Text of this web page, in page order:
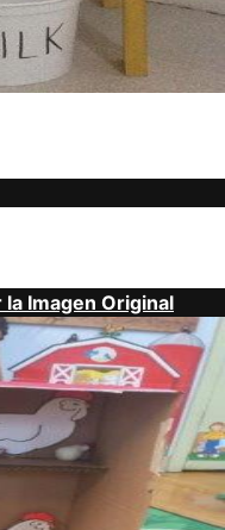
la Imagen Original